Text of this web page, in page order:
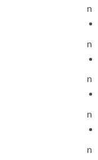
n
n
n
n
n